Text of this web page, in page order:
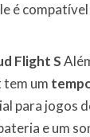
é
Flight S
tem um
para jogos
e um